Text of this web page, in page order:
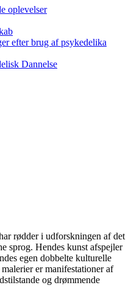
oplevelser
efter brug af psykedelika
Dannelse
rødder i udforskningen af det
sprog. Hendes kunst afspejler
egen dobbelte kulturelle
er manifestationer af
og drømmende